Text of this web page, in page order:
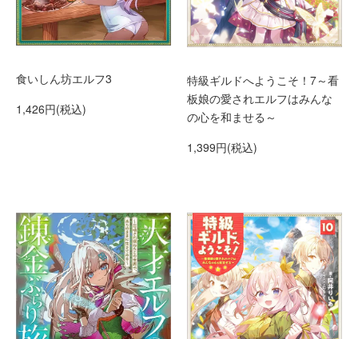
食いしん坊エルフ3
1,426円(税込)
特級ギルドへようこそ！7～看
板娘の愛されエルフはみんな
の心を和ませる～
1,399円(税込)